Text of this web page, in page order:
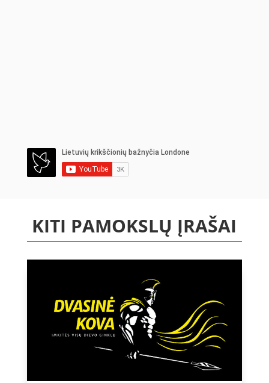
KITI PAMOKSLŲ ĮRAŠAI